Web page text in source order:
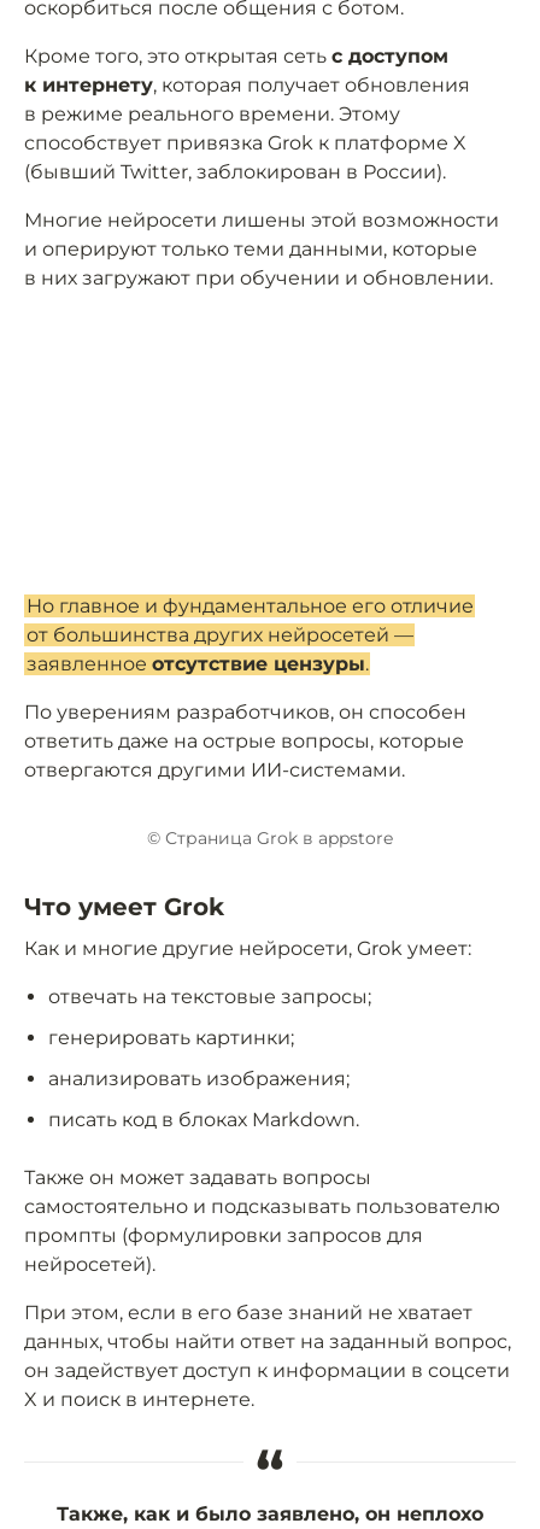
оскорбиться после общения с ботом.
Кроме того, это открытая сеть с доступом
к интернету, которая получает обновления
в режиме реального времени. Этому
способствует привязка Grok к платформе X
(бывший Twitter, заблокирован в России).
Многие нейросети лишены этой возможности
и оперируют только теми данными, которые
в них загружают при обучении и обновлении.
Но главное и фундаментальное его отличие
от большинства других нейросетей —
заявленное отсутствие цензуры.
По уверениям разработчиков, он способен
ответить даже на острые вопросы, которые
отвергаются другими ИИ-системами.
© Страница Grok в appstore
Что умеет Grok
Как и многие другие нейросети, Grok умеет:
отвечать на текстовые запросы;
генерировать картинки;
анализировать изображения;
писать код в блоках Markdown.
Также он может задавать вопросы
самостоятельно и подсказывать пользователю
промпты (формулировки запросов для
нейросетей).
При этом, если в его базе знаний не хватает
данных, чтобы найти ответ на заданный вопрос,
он задействует доступ к информации в соцсети
X и поиск в интернете.
“
Также, как и было заявлено, он неплохо